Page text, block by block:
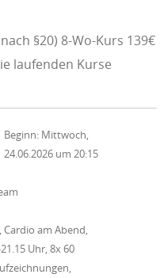
§20) 8-Wo-Kurs 139€
laufenden Kurse
Beginn: Mittwoch,
24.06.2026 um 20:15
am Abend,
Uhr, 8x 60